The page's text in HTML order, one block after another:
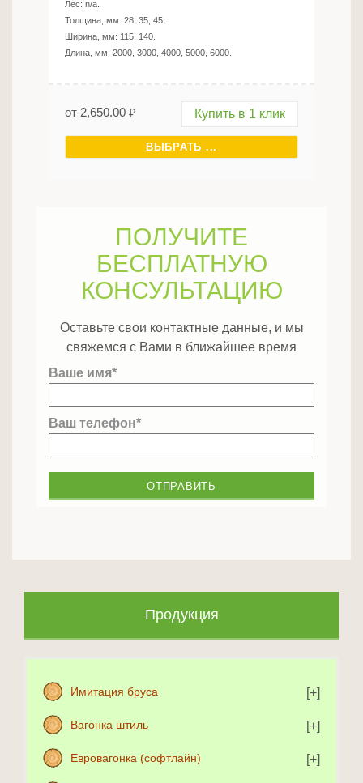
Продукция
Имитация бруса
Вагонка штиль
Евровагонка (софтлайн)
Лес: n/a
Толщина, мм: 28, 35, 45
Ширина, мм: 115, 140
Длина, мм: 2000, 3000, 4000, 5000, 6000
от 2,650.00 ₽ Купить в 1 клик
ВЫБРАТЬ ...
ПОЛУЧИТЕ
БЕСПЛАТНУЮ
КОНСУЛЬТАЦИЮ
Оставьте свои контактные данные, и мы
свяжемся с Вами в ближайшее время
Ваше имя*
Ваш телефон*